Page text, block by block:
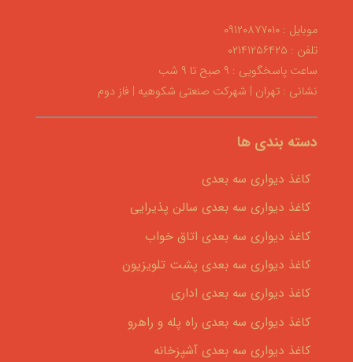
موبایل : ۰۹۱۲۰۸۷۷۰۱۰
تلفن : ۰۲۱۴۱۲۵۶۴۲۵
ساعت پاسخگویی : ۹ صبح تا ۹ شب
نشانی : تهران | شهرکت صنعتی شکوهیه | فاز دوم
دسته بندی ها
کاغذ دیواری سه بعدی
کاغذ دیواری سه بعدی سالن پذیرایی
کاغذ دیواری سه بعدی اتاق خواب
کاغذ دیواری سه بعدی پشت تلویزیون
کاغذ دیواری سه بعدی اداری
کاغذ دیواری سه بعدی راه پله و راهرو
کاغذ دیواری سه بعدی آشپزخانه